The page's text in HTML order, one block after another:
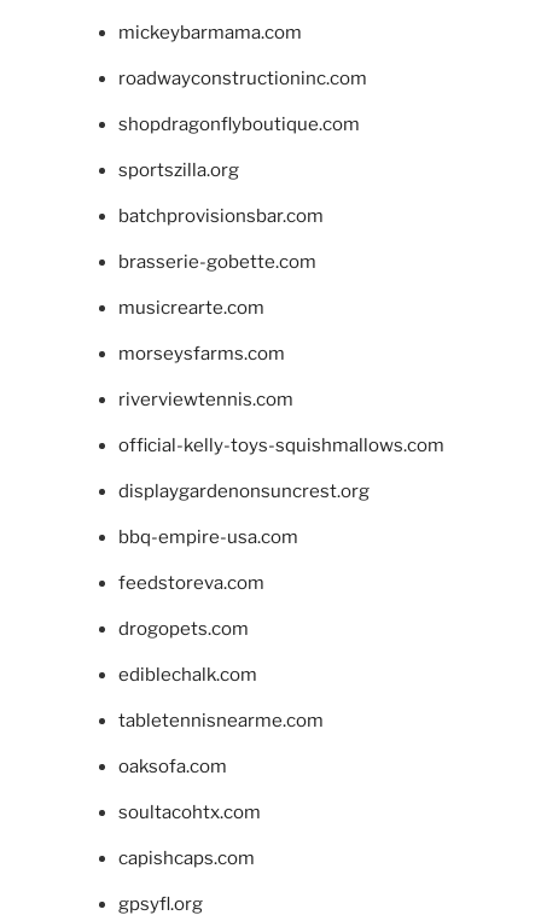
mickeybarmama.com
roadwayconstructioninc.com
shopdragonflyboutique.com
sportszilla.org
batchprovisionsbar.com
brasserie-gobette.com
musicrearte.com
morseysfarms.com
riverviewtennis.com
official-kelly-toys-squishmallows.com
displaygardenonsuncrest.org
bbq-empire-usa.com
feedstoreva.com
drogopets.com
ediblechalk.com
tabletennisnearme.com
oaksofa.com
soultacohtx.com
capishcaps.com
gpsyfl.org